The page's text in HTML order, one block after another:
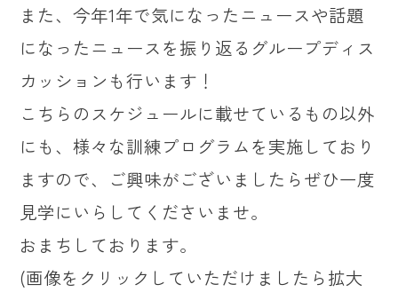
また、今年1年で気になったニュースや話題
になったニュースを振り返るグループディス
カッションも行います！
こちらのスケジュールに載せているもの以外
にも、様々な訓練プログラムを実施しており
ますので、ご興味がございましたらぜひ一度
見学にいらしてくださいませ。
おまちしております。
(画像をクリックしていただけましたら拡大